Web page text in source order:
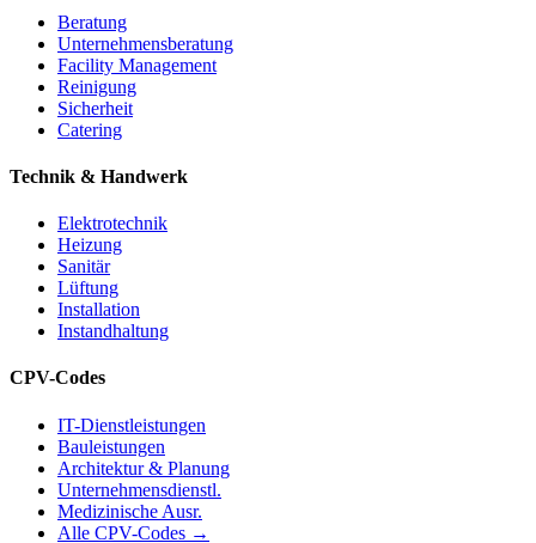
Beratung
Unternehmensberatung
Facility Management
Reinigung
Sicherheit
Catering
Technik & Handwerk
Elektrotechnik
Heizung
Sanitär
Lüftung
Installation
Instandhaltung
CPV-Codes
IT-Dienstleistungen
Bauleistungen
Architektur & Planung
Unternehmensdienstl.
Medizinische Ausr.
Alle CPV-Codes →